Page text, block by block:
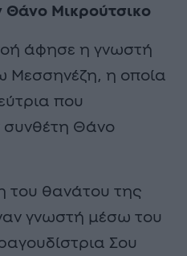
Θάνο Μικρούτσικο
άφησε η γνωστή
Μεσσηνέζη, η οποία
που
συνθέτη Θάνο
του θανάτου της
γνωστή μέσω του
Σου